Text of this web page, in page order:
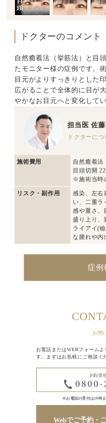
ドクターのコメント
自然癒着法（挙筋法）と目
たモニター様の症例です。
目元がよりすっきりとした
広がることで全体的に目が
やかなお目元へと変化してい
担当医 佐
ドクターに
施術費用
自然癒着法
目頭切開
※施術当時
リスク・副作用
感染、左右
い、二重ラ
感や重さ、
盛り上り、
ライアイ(
な腫れや内
症例
お問
お電話またはWEBフォーム
す。まずはお気軽にご相談く
※お電話の受付は19時ま